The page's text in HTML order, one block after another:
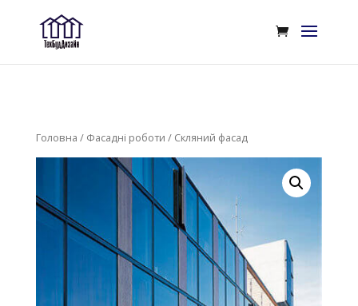
Головна / Фасадні роботи / Скляний фасад